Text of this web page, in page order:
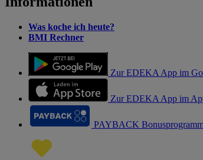
Was koche ich heute?
BMI Rechner
Zur EDEKA App im
Zur EDEKA App im
PAYBACK